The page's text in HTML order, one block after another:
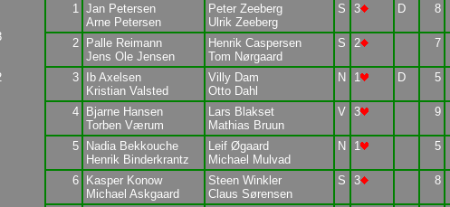
1
Jan Petersen
Arne Petersen
Peter Zeeberg
Ulrik Zeeberg
S 3 D 8
2
Palle Reimann
Jens Ole Jensen
Henrik Caspersen
Tom Nørgaard
S 2 7
3
Ib Axelsen
Kristian Valsted
Villy Dam
Otto Dahl
N 1 D 5
4
Bjarne Hansen
Torben Værum
Lars Blakset
Mathias Bruun
V 3 9
5
Nadia Bekkouche
Henrik Binderkrantz
Leif Øgaard
Michael Mulvad
N 1 5
6
Kasper Konow
Michael Askgaard
Steen Winkler
Claus Sørensen
S 3 8